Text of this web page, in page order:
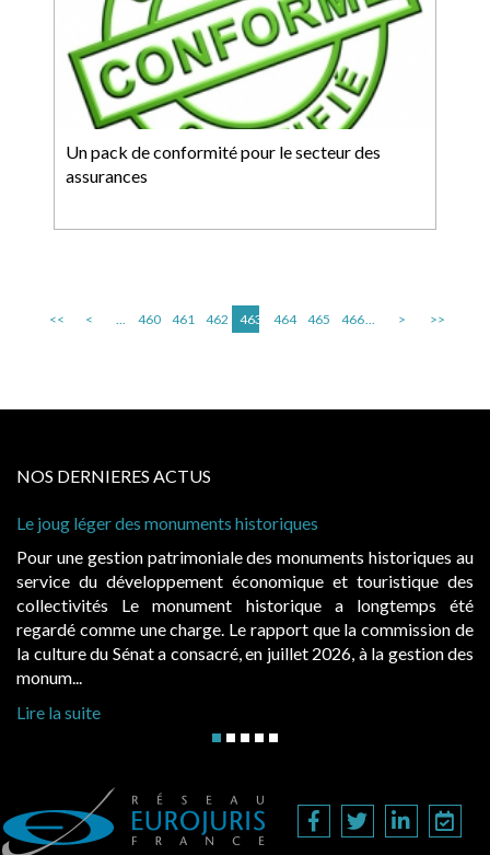
Un pack de conformité pour le secteur des
assurances
<< < ... 460 461 462 463 464 465 466... > >>
NOS DERNIERES ACTUS
historiques au
et touristique des
a longtemps été
que la commission de
2026, à la gestion des
Cabines de plage : le juge admet des
Evocatrices des bains de mer, les
également un beau sujet domanial.
public, elles donnent lieu au
d’occupation. Saisies par des